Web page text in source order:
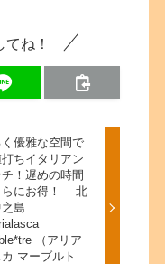
ね！
優雅な空間で
ちイタリアン
！遅めの時間
らにお得！ 北
之島
（アリア
マーブルト